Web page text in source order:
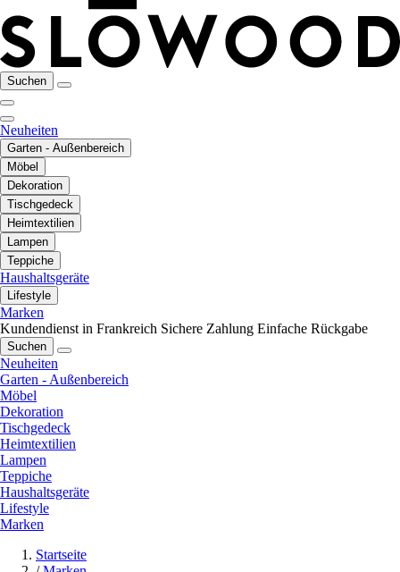
Suchen
Neuheiten
Garten - Außenbereich
Möbel
Dekoration
Tischgedeck
Heimtextilien
Lampen
Teppiche
Haushaltsgeräte
Lifestyle
Marken
Kundendienst in Frankreich Sichere Zahlung Einfache Rückgabe
Suchen
Neuheiten
Garten - Außenbereich
Möbel
Dekoration
Tischgedeck
Heimtextilien
Lampen
Teppiche
Haushaltsgeräte
Lifestyle
Marken
Startseite